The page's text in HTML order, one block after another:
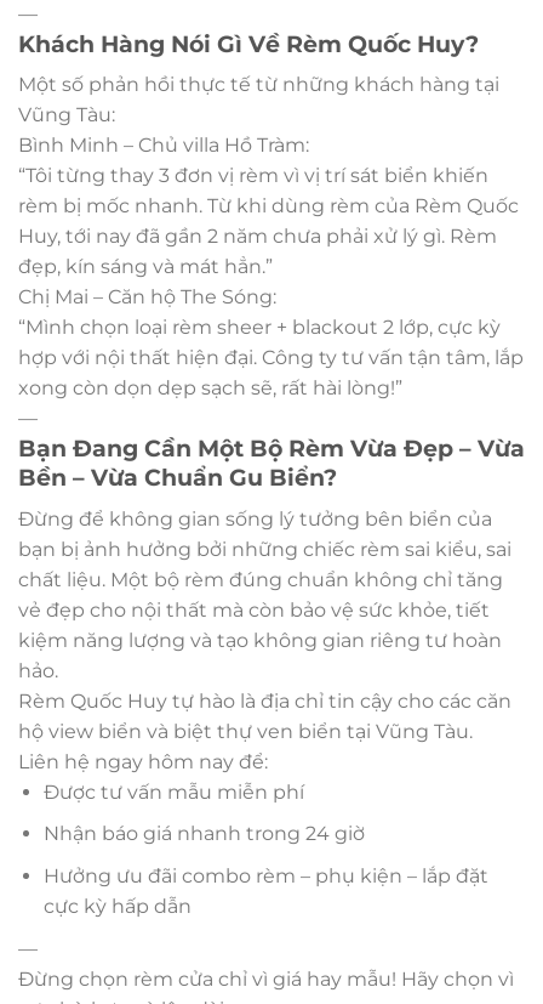
—
Khách Hàng Nói Gì Về Rèm Quốc Huy?
Một số phản hồi thực tế từ những khách hàng tại
Vũng Tàu:
Bình Minh – Chủ villa Hồ Tràm:
“Tôi từng thay 3 đơn vị rèm vì vị trí sát biển khiến
rèm bị mốc nhanh. Từ khi dùng rèm của Rèm Quốc
Huy, tới nay đã gần 2 năm chưa phải xử lý gì. Rèm
đẹp, kín sáng và mát hẳn.”
Chị Mai – Căn hộ The Sóng:
“Mình chọn loại rèm sheer + blackout 2 lớp, cực kỳ
hợp với nội thất hiện đại. Công ty tư vấn tận tâm, lắp
xong còn dọn dẹp sạch sẽ, rất hài lòng!”
—
Bạn Đang Cần Một Bộ Rèm Vừa Đẹp – Vừa
Bền – Vừa Chuẩn Gu Biển?
Đừng để không gian sống lý tưởng bên biển của
bạn bị ảnh hưởng bởi những chiếc rèm sai kiểu, sai
chất liệu. Một bộ rèm đúng chuẩn không chỉ tăng
vẻ đẹp cho nội thất mà còn bảo vệ sức khỏe, tiết
kiệm năng lượng và tạo không gian riêng tư hoàn
hảo.
Rèm Quốc Huy tự hào là địa chỉ tin cậy cho các căn
hộ view biển và biệt thự ven biển tại Vũng Tàu.
Liên hệ ngay hôm nay để:
Được tư vấn mẫu miễn phí
Nhận báo giá nhanh trong 24 giờ
Hưởng ưu đãi combo rèm – phụ kiện – lắp đặt
cực kỳ hấp dẫn
—
Đừng chọn rèm cửa chỉ vì giá hay mẫu! Hãy chọn vì